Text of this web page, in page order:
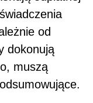
od
dokonują
muszą